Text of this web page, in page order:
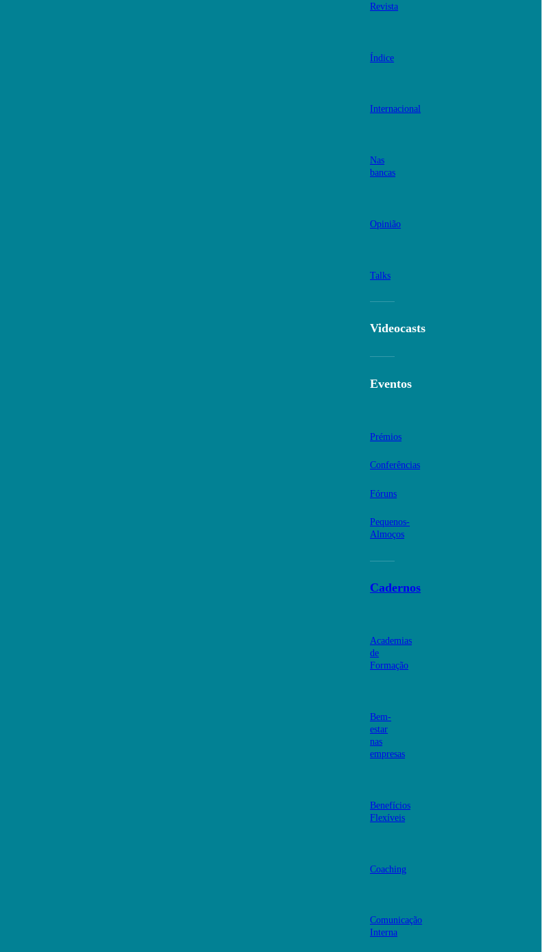
Revista
Índice
Internacional
Nas
bancas
Opinião
Talks
Videocasts
Eventos
Prémios
Conferências
Fóruns
Pequenos-
Almoços
Cadernos
Academias
de
Formação
Bem-
estar
nas
empresas
Benefícios
Flexíveis
Coaching
Comunicação
Interna